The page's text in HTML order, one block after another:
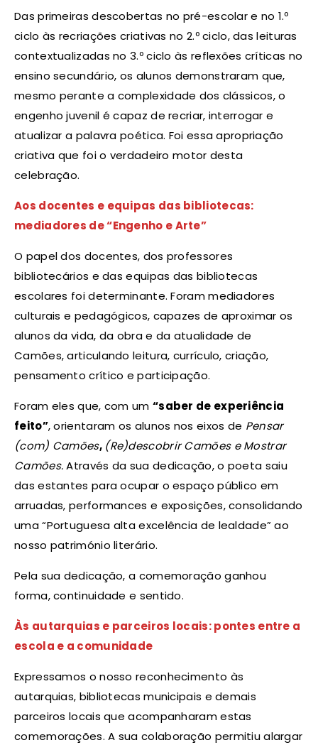
Das primeiras descobertas no pré-escolar e no 1.º
ciclo às recriações criativas no 2.º ciclo, das leituras
contextualizadas no 3.º ciclo às reflexões críticas no
ensino secundário, os alunos demonstraram que,
mesmo perante a complexidade dos clássicos, o
engenho juvenil é capaz de recriar, interrogar e
atualizar a palavra poética. Foi essa apropriação
criativa que foi o verdadeiro motor desta
celebração.
Aos docentes e equipas das bibliotecas:
mediadores de “Engenho e Arte”
O papel dos docentes, dos professores
bibliotecários e das equipas das bibliotecas
escolares foi determinante. Foram mediadores
culturais e pedagógicos, capazes de aproximar os
alunos da vida, da obra e da atualidade de
Camões, articulando leitura, currículo, criação,
pensamento crítico e participação.
Foram eles que, com um “saber de experiência
feito”, orientaram os alunos nos eixos de Pensar
(com) Camões, (Re)descobrir Camões e Mostrar
Camões.Através da sua dedicação, o poeta saiu
das estantes para ocupar o espaço público em
arruadas, performances e exposições, consolidando
uma “Portuguesa alta excelência de lealdade” ao
nosso património literário.
Pela sua dedicação, a comemoração ganhou
forma, continuidade e sentido.
Às autarquias e parceiros locais: pontes entre a
escola e a comunidade
Expressamos o nosso reconhecimento às
autarquias, bibliotecas municipais e demais
parceiros locais que acompanharam estas
comemorações. A sua colaboração permitiu alargar